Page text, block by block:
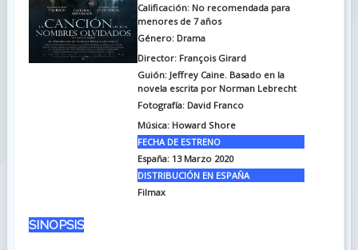
Calificación: No recomendada para
menores de 7 años
Género: Drama
Director: François Girard
Guión: Jeffrey Caine. Basado en la
novela escrita por Norman Lebrecht
Fotografía: David Franco
Música: Howard Shore
FECHA DE ESTRENO
España: 13 Marzo 2020
DISTRIBUCIÓN EN ESPAÑA
Filmax
SINOPSIS